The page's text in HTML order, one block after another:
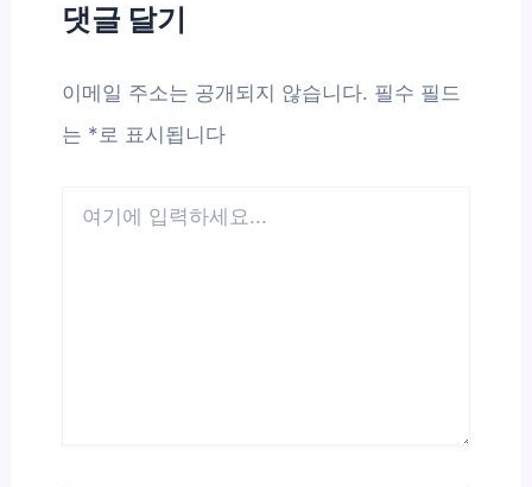
댓글 달기
이메일 주소는 공개되지 않습니다. 필수 필드
는 *로 표시됩니다